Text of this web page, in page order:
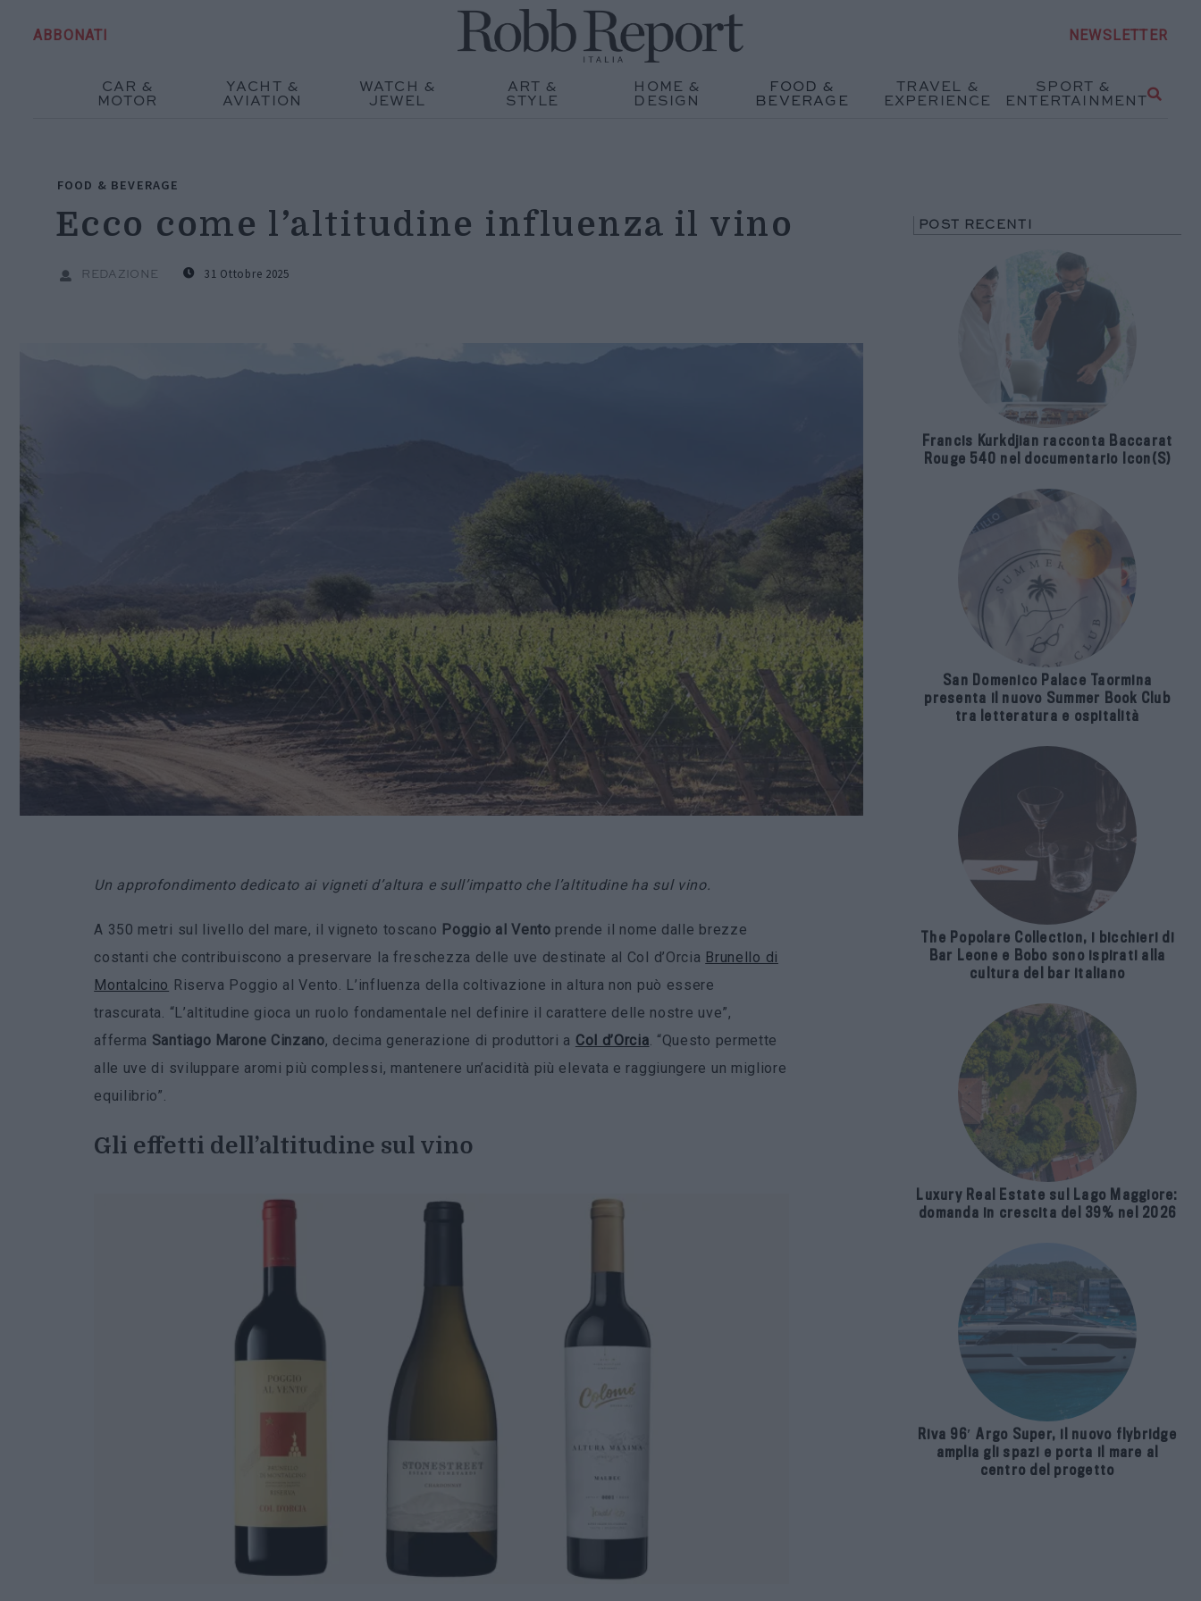
ABBONATI NEWSLETTER
CAR &
MOTOR
YACHT &
AVIATION
WATCH &
JEWEL
ART &
STYLE
HOME &
DESIGN
FOOD &
BEVERAGE
TRAVEL &
EXPERIENCE
SPORT &
ENTERTAINMENT
FOOD & BEVERAGE
Ecco come l’altitudine influenza il vino
REDAZIONE 31 Ottobre 2025
Un approfondimento dedicato ai vigneti d’altura e sull’impatto che l’altitudine ha sul vino.
A 350 metri sul livello del mare, il vigneto toscano Poggio al Vento prende il nome dalle brezze
costanti che contribuiscono a preservare la freschezza delle uve destinate al Col d’Orcia Brunello di
Montalcino Riserva Poggio al Vento. L’influenza della coltivazione in altura non può essere
trascurata. “L’altitudine gioca un ruolo fondamentale nel definire il carattere delle nostre uve”,
afferma Santiago Marone Cinzano, decima generazione di produttori a Col d’Orcia. “Questo permette
alle uve di sviluppare aromi più complessi, mantenere un’acidità più elevata e raggiungere un migliore
equilibrio”.
Gli effetti dell’altitudine sul vino
POST RECENTI
Francis Kurkdjian racconta Baccarat
Rouge 540 nel documentario Icon(S)
San Domenico Palace Taormina
presenta il nuovo Summer Book Club
tra letteratura e ospitalità
The Popolare Collection, i bicchieri di
Bar Leone e Bobo sono ispirati alla
cultura del bar italiano
Luxury Real Estate sul Lago Maggiore:
domanda in crescita del 39% nel 2026
Riva 96′ Argo Super, il nuovo flybridge
amplia gli spazi e porta il mare al
centro del progetto